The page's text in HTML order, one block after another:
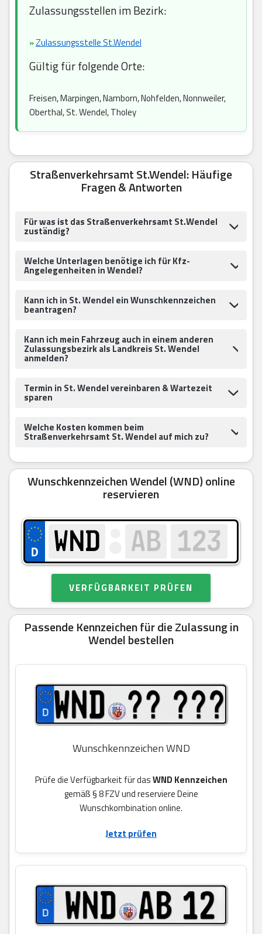
Zulassungsstellen im Bezirk:
»Zulassungsstelle St.Wendel
Gültig für folgende Orte:
Freisen, Marpingen, Namborn, Nohfelden, Nonnweiler,
Oberthal, St. Wendel, Tholey
Straßenverkehrsamt St.Wendel: Häufige
Fragen & Antworten
Für was ist das Straßenverkehrsamt St.Wendel
zuständig?
Welche Unterlagen benötige ich für Kfz-
Angelegenheiten in Wendel?
Kann ich in St. Wendel ein Wunschkennzeichen
beantragen?
Kann ich mein Fahrzeug auch in einem anderen
Zulassungsbezirk als Landkreis St. Wendel
anmelden?
Termin in St. Wendel vereinbaren & Wartezeit
sparen
Welche Kosten kommen beim
Straßenverkehrsamt St. Wendel auf mich zu?
Wunschkennzeichen Wendel (WND) online
reservieren
VERFÜGBARKEIT PRÜFEN
Passende Kennzeichen für die Zulassung in
Wendel bestellen
Wunschkennzeichen WND
Prüfe die Verfügbarkeit für dasWND Kennzeichen
gemäß § 8 FZV und reserviere Deine
Wunschkombination online.
Jetzt prüfen